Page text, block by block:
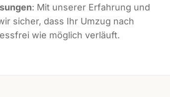
: Mit unserer Erfahrung und
sicher, dass Ihr Umzug nach
wie möglich verläuft.